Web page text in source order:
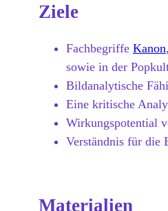
Ziele
Fachbegriffe Kanon
sowie in der
Bildanalytische
Eine kritische
Wirkungspotential
Verständnis für die
Materialien